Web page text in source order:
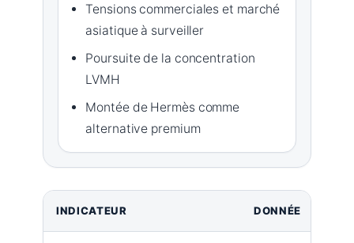
Tensions commerciales et marché
asiatique à surveiller
Poursuite de la concentration
LVMH
Montée de Hermès comme
alternative premium
INDICATEUR DONNÉE